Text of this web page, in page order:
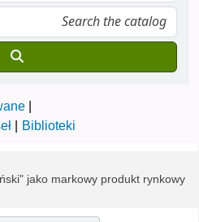
Biblioteki
jako markowy produkt rynkowy